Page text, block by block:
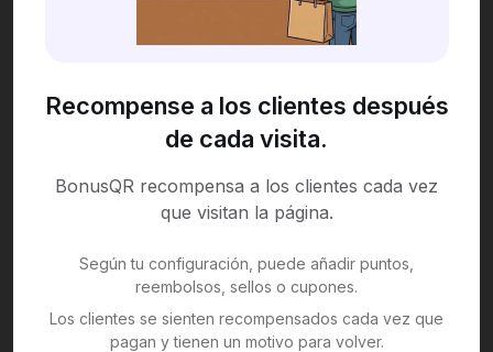
Recompense a los clientes después
de cada visita.
BonusQR recompensa a los clientes cada vez
que visitan la página.
Según tu configuración, puede añadir puntos,
reembolsos, sellos o cupones.
Los clientes se sienten recompensados cada vez que
pagan y tienen un motivo para volver.